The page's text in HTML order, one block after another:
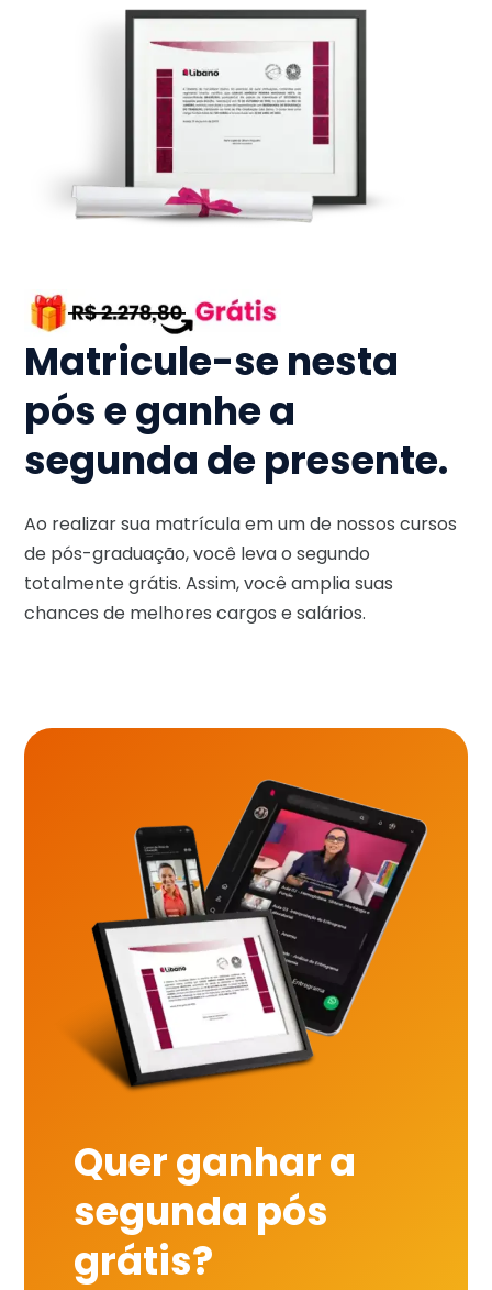
Matricule-se nesta
pós e ganhe a
segunda de presente.
Ao realizar sua matrícula em um de nossos cursos
de pós-graduação, você leva o segundo
totalmente grátis. Assim, você amplia suas
chances de melhores cargos e salários.
Quer ganhar a
segunda pós
grátis?